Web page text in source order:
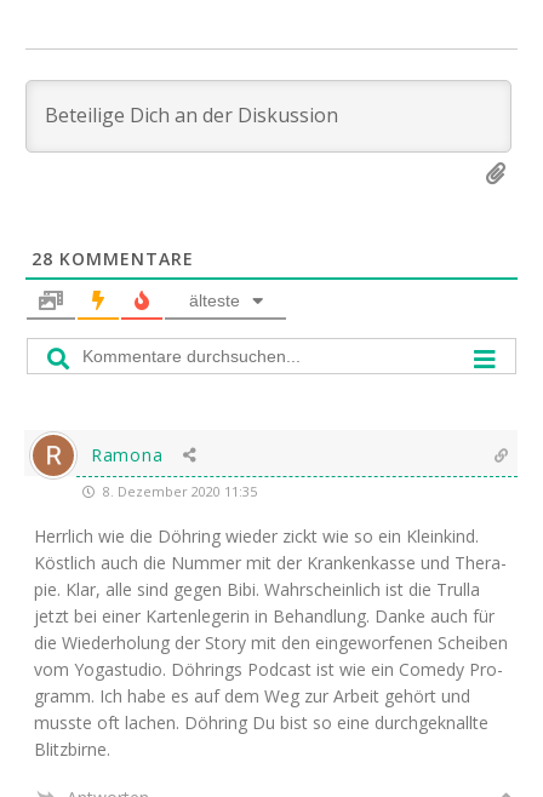
28 KOMMENTARE
älteste
Ramona
8. Dezember 2020 11:35
Herr­lich wie die Döh­ring wie­der zickt wie so ein Klein­kind.
Köst­lich auch die Num­mer mit der Kran­ken­kas­se und The­ra­
pie. Klar, alle sind gegen Bibi. Wahr­schein­lich ist die Trul­la
jetzt bei einer Kar­ten­le­ge­rin in Behand­lung. Dan­ke auch für
die Wie­der­ho­lung der Sto­ry mit den ein­ge­wor­fe­nen Schei­ben
vom Yoga­stu­dio. Döh­rings Pod­cast ist wie ein Come­dy Pro­
gramm. Ich habe es auf dem Weg zur Arbeit gehört und
muss­te oft lachen. Döh­ring Du bist so eine durch­ge­knall­te
Blitzbirne.